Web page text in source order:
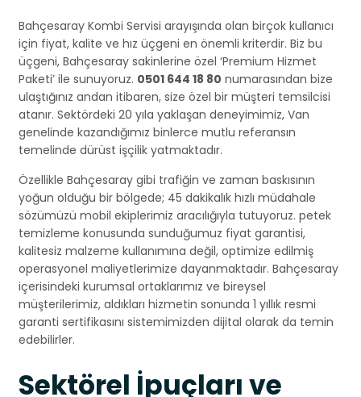
Bahçesaray Kombi Servisi arayışında olan birçok kullanıcı
için fiyat, kalite ve hız üçgeni en önemli kriterdir. Biz bu
üçgeni, Bahçesaray sakinlerine özel ‘Premium Hizmet
Paketi’ ile sunuyoruz. 0501 644 18 80 numarasından bize
ulaştığınız andan itibaren, size özel bir müşteri temsilcisi
atanır. Sektördeki 20 yıla yaklaşan deneyimimiz, Van
genelinde kazandığımız binlerce mutlu referansın
temelinde dürüst işçilik yatmaktadır.
Özellikle Bahçesaray gibi trafiğin ve zaman baskısının
yoğun olduğu bir bölgede; 45 dakikalık hızlı müdahale
sözümüzü mobil ekiplerimiz aracılığıyla tutuyoruz. petek
temizleme konusunda sunduğumuz fiyat garantisi,
kalitesiz malzeme kullanımına değil, optimize edilmiş
operasyonel maliyetlerimize dayanmaktadır. Bahçesaray
içerisindeki kurumsal ortaklarımız ve bireysel
müşterilerimiz, aldıkları hizmetin sonunda 1 yıllık resmi
garanti sertifikasını sistemimizden dijital olarak da temin
edebilirler.
Sektörel İpuçları ve